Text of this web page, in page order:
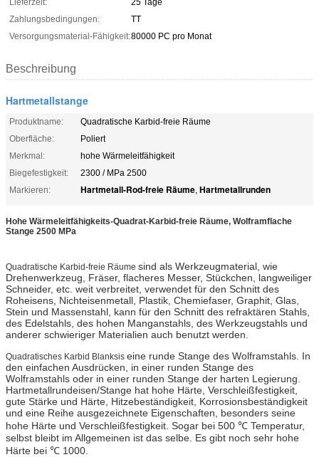
Lieferzeit:
25 Tage
Zahlungsbedingungen:
TT
Versorgungsmaterial-Fähigkeit:80000 PC pro Monat
Beschreibung
Hartmetallstange
Produktname:
Quadratische Karbid-freie Räume
Oberfläche:
Poliert
Merkmal:
hohe Wärmeleitfähigkeit
Biegefestigkeit:
2300 / MPa 2500
Markieren:
Hartmetall-Rod-freie Räume, Hartmetallrunden
Hohe Wärmeleitfähigkeits-Quadrat-Karbid-freie Räume, Wolframflache
Stange 2500 MPa
Quadratische Karbid-freie Räume sind als Werkzeugmaterial, wie
Drehenwerkzeug, Fräser, flacheres Messer, Stückchen, langweiliger
Schneider, etc. weit verbreitet, verwendet für den Schnitt des
Roheisens, Nichteisenmetall, Plastik, Chemiefaser, Graphit, Glas,
Stein und Massenstahl, kann für den Schnitt des refraktären Stahls,
des Edelstahls, des hohen Manganstahls, des Werkzeugstahls und
anderer schwieriger Materialien auch benutzt werden.
Quadratisches Karbid Blanksis eine runde Stange des Wolframstahls. In
den einfachen Ausdrücken, in einer runden Stange des
Wolframstahls oder in einer runden Stange der harten Legierung.
Hartmetallrundeisen/Stange hat hohe Härte, Verschleißfestigkeit,
gute Stärke und Härte, Hitzebeständigkeit, Korrosionsbeständigkeit
und eine Reihe ausgezeichnete Eigenschaften, besonders seine
hohe Härte und Verschleißfestigkeit. Sogar bei 500 ℃ Temperatur,
selbst bleibt im Allgemeinen ist das selbe. Es gibt noch sehr hohe
Härte bei ℃ 1000.